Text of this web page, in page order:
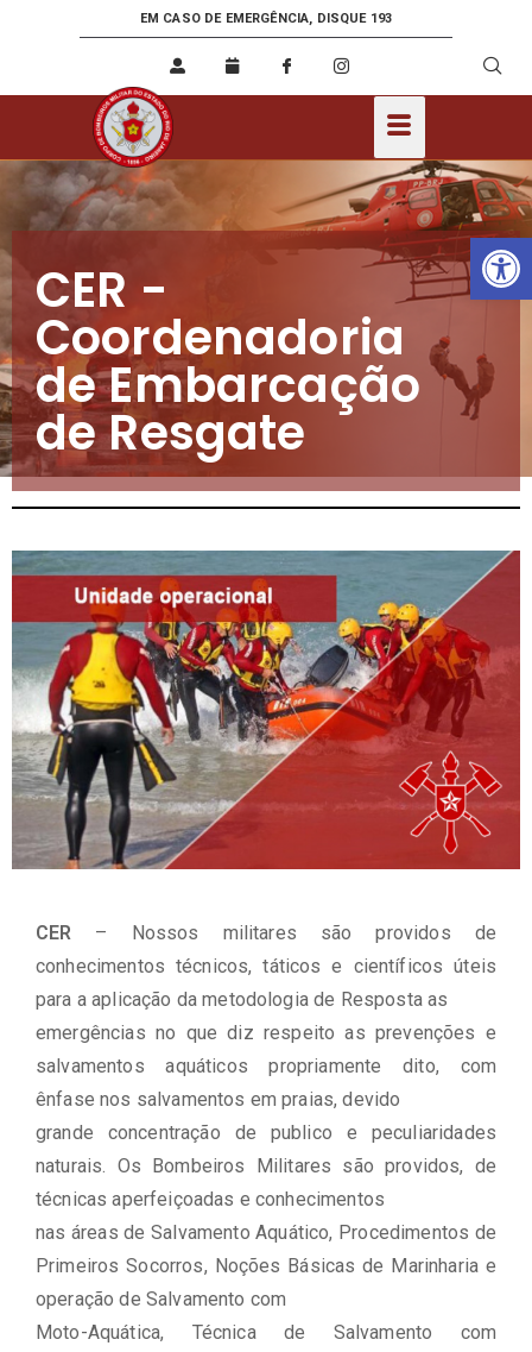
EM CASO DE EMERGÊNCIA, DISQUE 193
CER -
Coordenadoria
de Embarcação
de Resgate
CER – Nossos militares são providos de
conhecimentos técnicos, táticos e científicos úteis
para a aplicação da metodologia de Resposta as
emergências no que diz respeito as prevenções e
salvamentos aquáticos propriamente dito, com
ênfase nos salvamentos em praias, devido
grande concentração de publico e peculiaridades
naturais. Os Bombeiros Militares são providos, de
técnicas aperfeiçoadas e conhecimentos
nas áreas de Salvamento Aquático, Procedimentos de
Primeiros Socorros, Noções Básicas de Marinharia e
operação de Salvamento com
Moto-Aquática, Técnica de Salvamento com